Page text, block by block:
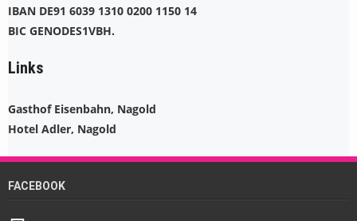
IBAN DE91 6039 1310 0200 1150 14
BIC GENODES1VBH.
Links
Gasthof Eisenbahn, Nagold
Hotel Adler, Nagold
FACEBOOK